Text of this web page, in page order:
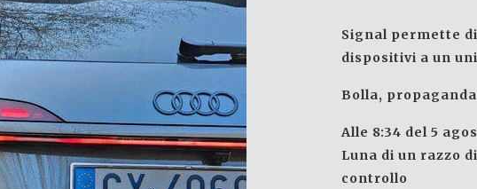
Signal permette
dispositivi a un
Bolla,
Alle 8:34 del 5
Luna di un razzo
controllo